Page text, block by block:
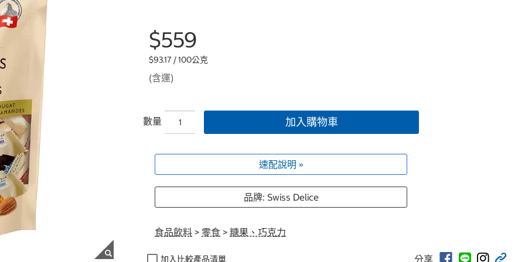
$559
$93.17 / 100公克
(含運)
數量 加入購物車
速配說明 »
品牌: Swiss Delice
食品飲料 > 零食 > 糖果、巧克力
加入比較產品清單 分享